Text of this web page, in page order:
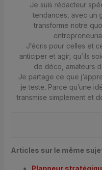
Je suis rédacteur
tendances, avec un
transforme notre
J’écris pour celles et
anticiper et agir, qu’ils
de déco, amateurs
Je partage ce que
je teste. Parce qu’une
transmise simplement et
Articles sur le même